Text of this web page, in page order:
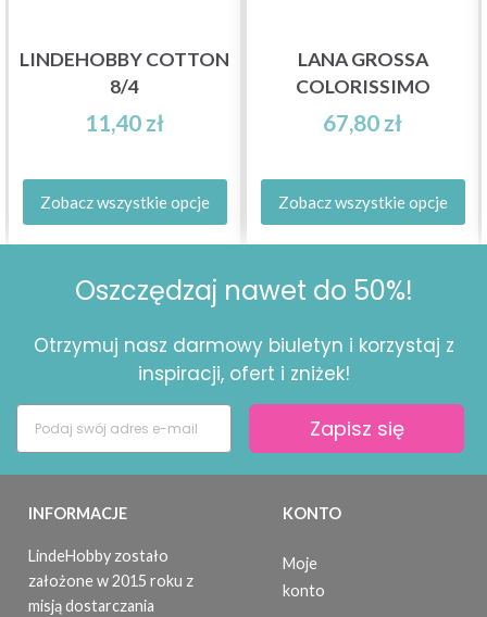
LINDEHOBBY COTTON
8/4
11,40 zł
Zobacz wszystkie opcje
LANA GROSSA
COLORISSIMO
67,80 zł
Zobacz wszystkie opcje
Oszczędzaj nawet do 50%!
Otrzymuj nasz darmowy biuletyn i korzystaj z
inspiracji, ofert i zniżek!
Zapisz się
INFORMACJE
LindeHobby zostało
założone w 2015 roku z
misją dostarczania
KONTO
Moje
konto